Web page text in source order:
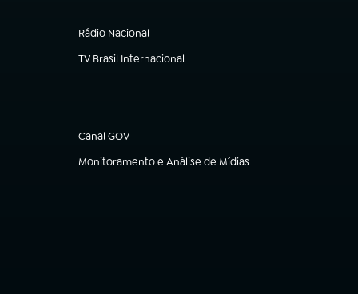
Rádio Nacional
TV Brasil Internacional
(abre em nova aba)
Canal GOV
(abre em nova aba)
Monitoramento e Análise de Mídias
(abre em nova aba)